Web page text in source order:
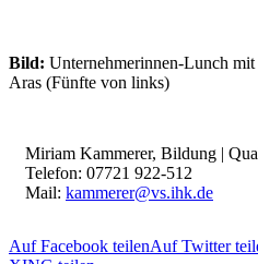
Bild: Unternehmerinnen-Lunch
Aras (Fünfte von links)
Miriam Kammerer, Bildung |
Telefon: 07721 922-512
Mail: kammerer@vs.ihk.de
Auf Facebook teilenAuf Twitter